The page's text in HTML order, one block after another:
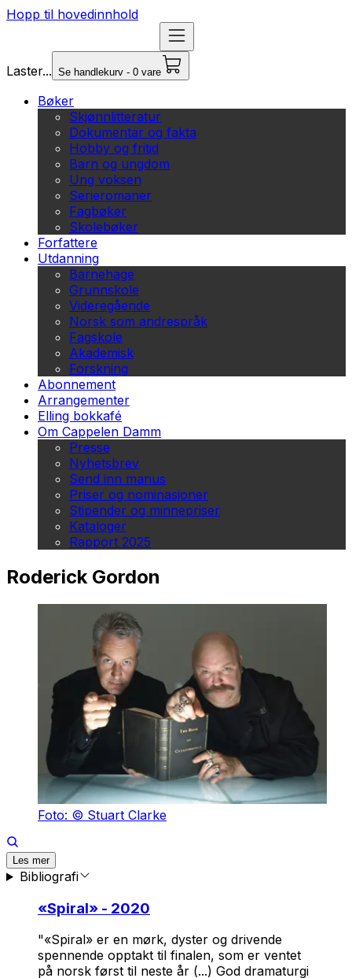
Hopp til hovedinnhold
Laster... Se handlekurv - 0 vare
Bøker
Skjønnlitteratur
Dokumentar og fakta
Hobby og fritid
Barn og ungdom
Ung voksen
Serieromaner
Fagbøker
Skolebøker
Forfattere
Utdanning
Barnehage
Grunnskole
Videregående
Norsk som andrespråk
Fagskole
Akademisk
Forskning
Abonnement
Arrangementer
Elling bokkafé
Om Cappelen Damm
Presse
Nyhetsbrev
Send inn manus
Priser og nominasjoner
Stipender og minnepriser
Kataloger
Rapport 2025
Roderick Gordon
Foto: © Stuart Clarke
Les mer
Bibliografi
«Spiral» - 2020
"«Spiral» er en mørk, dyster og drivende
spennende opptakt til finalen, som er ventet
på norsk først til neste år (...) God dramaturgi